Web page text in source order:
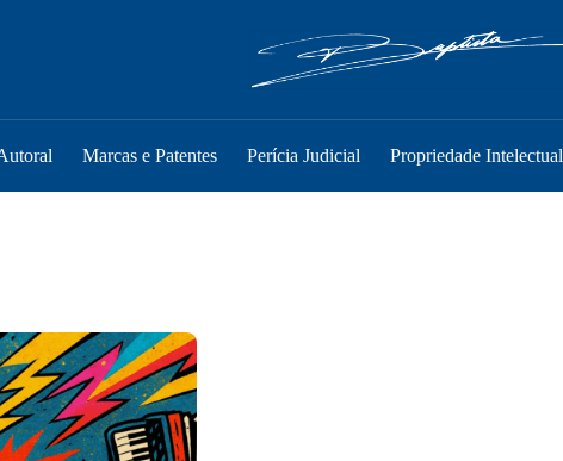
Marcas e Patentes Perícia Judicial Propriedade Intelectual